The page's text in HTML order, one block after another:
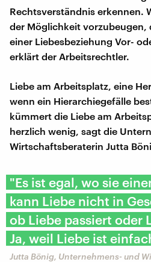
Rechtsverständnis erkennen.
der Möglichkeit vorzubeugen,
einer Liebesbeziehung Vor-
erklärt der Arbeitsrechtler.
Liebe am Arbeitsplatz, eine
wenn ein Hierarchiegefälle
kümmert die Liebe am
herzlich wenig, sagt die
Wirtschaftsberaterin Jutta
"Es ist egal, wo sie
kann Liebe nicht in
ob Liebe passiert oder
Ja, weil Liebe ist
Jutta Bönig, Unternehmens- und